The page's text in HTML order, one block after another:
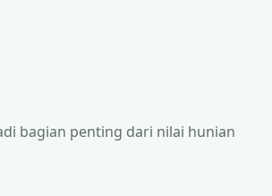
bagian penting dari nilai hunian